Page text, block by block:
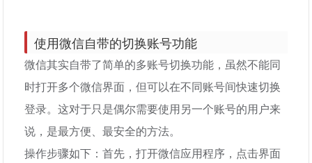
使用微信自带的切换账号功能
微信其实自带了简单的多账号切换功能，虽然不能同
时打开多个微信界面，但可以在不同账号间快速切换
登录。这对于只是偶尔需要使用另一个账号的用户来
说，是最方便、最安全的方法。
操作步骤如下：首先，打开微信应用程序，点击界面